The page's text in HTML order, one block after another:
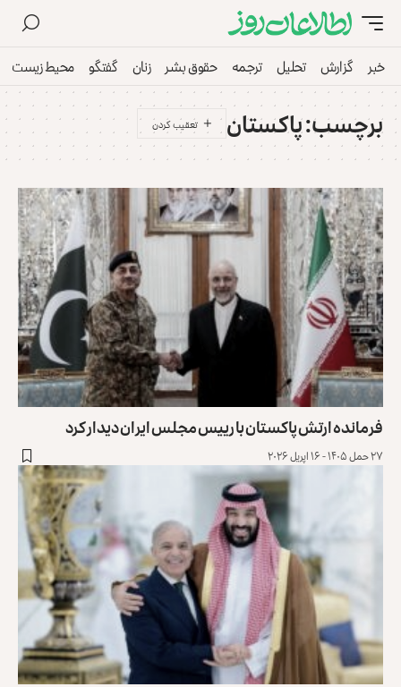
گزارش تحلیل ترجمه حقوق بشر زنان گفتگو محیط زیست
برچسب:پاکستان
فرمانده ارتش پاکستان با رییس مجلس ایران دیدار کرد